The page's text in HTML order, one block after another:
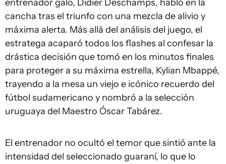
entrenador galo, Didier Deschamps, habló en la
cancha tras el triunfo con una mezcla de alivio y
máxima alerta. Más allá del análisis del juego, el
estratega acaparó todos los flashes al confesar la
drástica decisión que tomó en los minutos finales
para proteger a su máxima estrella, Kylian Mbappé,
trayendo a la mesa un viejo e icónico recuerdo del
fútbol sudamericano y nombró a la selección
uruguaya del Maestro Óscar Tabárez.
El entrenador no ocultó el temor que sintió ante la
intensidad del seleccionado guaraní, lo que lo